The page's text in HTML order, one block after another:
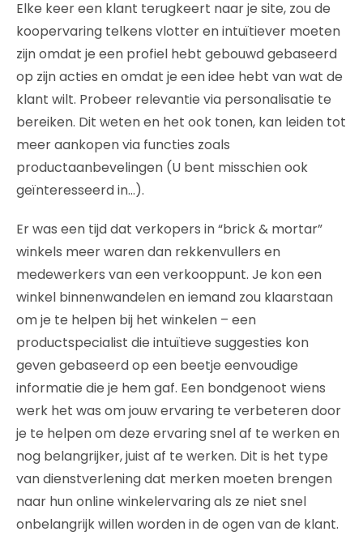
Elke keer een klant terugkeert naar je site, zou de
koopervaring telkens vlotter en intuïtiever moeten
zijn omdat je een profiel hebt gebouwd gebaseerd
op zijn acties en omdat je een idee hebt van wat de
klant wilt. Probeer relevantie via personalisatie te
bereiken. Dit weten en het ook tonen, kan leiden tot
meer aankopen via functies zoals
productaanbevelingen (U bent misschien ook
geïnteresseerd in…).
Er was een tijd dat verkopers in “brick & mortar”
winkels meer waren dan rekkenvullers en
medewerkers van een verkooppunt. Je kon een
winkel binnenwandelen en iemand zou klaarstaan
om je te helpen bij het winkelen – een
productspecialist die intuïtieve suggesties kon
geven gebaseerd op een beetje eenvoudige
informatie die je hem gaf. Een bondgenoot wiens
werk het was om jouw ervaring te verbeteren door
je te helpen om deze ervaring snel af te werken en
nog belangrijker, juist af te werken. Dit is het type
van dienstverlening dat merken moeten brengen
naar hun online winkelervaring als ze niet snel
onbelangrijk willen worden in de ogen van de klant.